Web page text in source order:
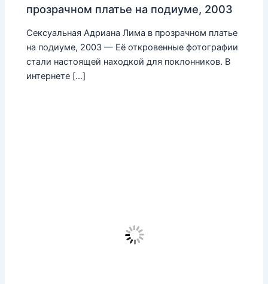
прозрачном платье на подиуме, 2003
Сексуальная Адриана Лима в прозрачном платье
на подиуме, 2003 — Её откровенные фотографии
стали настоящей находкой для поклонников. В
интернете […]